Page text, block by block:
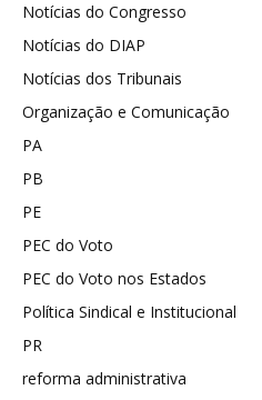
Notícias do Congresso
Notícias do DIAP
Notícias dos Tribunais
Organização e Comunicação
PA
PB
PE
PEC do Voto
PEC do Voto nos Estados
Política Sindical e Institucional
PR
reforma administrativa